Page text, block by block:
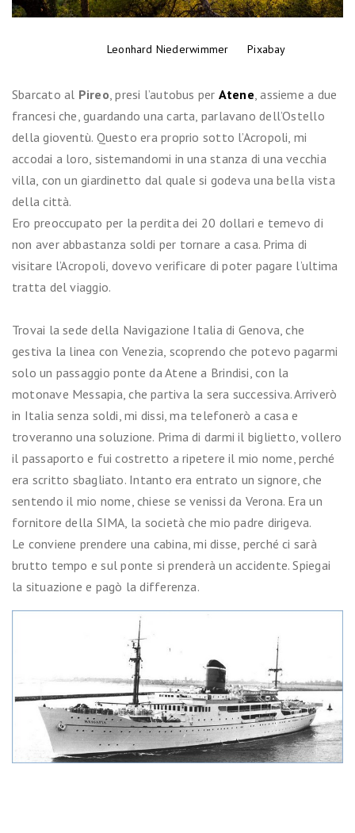
Leonhard Niederwimmer daPixabay
Sbarcato al Pireo , presi l’autobus per Atene , assieme a due
francesi che, guardando una carta, parlavano dell’Ostello
della gioventù. Questo era proprio sotto l’Acropoli, mi
accodai a loro, sistemandomi in una stanza di una vecchia
villa, con un giardinetto dal quale si godeva una bella vista
della città.
Ero preoccupato per la perdita dei 20 dollari e temevo di
non aver abbastanza soldi per tornare a casa. Prima di
visitare l’Acropoli, dovevo verificare di poter pagare l’ultima
tratta del viaggio.
Trovai la sede della Navigazione Italia di Genova, che
gestiva la linea con Venezia, scoprendo che potevo pagarmi
solo un passaggio ponte da Atene a Brindisi, con la
motonave Messapia, che partiva la sera successiva. Arriverò
in Italia senza soldi, mi dissi, ma telefonerò a casa e
troveranno una soluzione. Prima di darmi il biglietto, vollero
il passaporto e fui costretto a ripetere il mio nome, perché
era scritto sbagliato. Intanto era entrato un signore, che
sentendo il mio nome, chiese se venissi da Verona. Era un
fornitore della SIMA, la società che mio padre dirigeva.
Le conviene prendere una cabina, mi disse, perché ci sarà
brutto tempo e sul ponte si prenderà un accidente. Spiegai
la situazione e pagò la differenza.